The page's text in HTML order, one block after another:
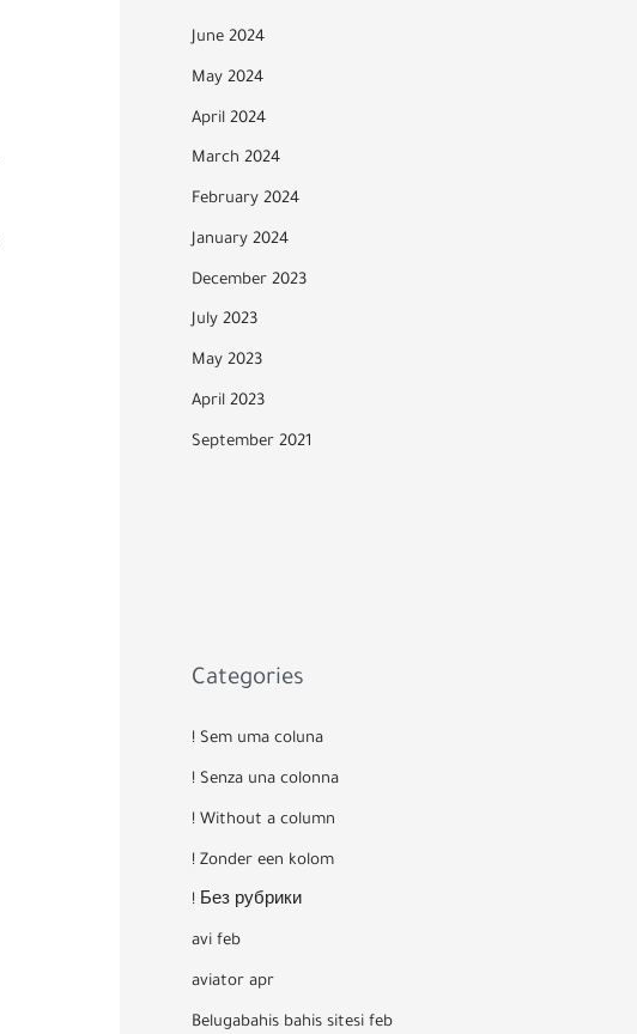
June 2024
May 2024
April 2024
March 2024
February 2024
January 2024
December 2023
July 2023
May 2023
April 2023
September 2021
Categories
! Sem uma coluna
! Senza una colonna
! Without a column
! Zonder een kolom
! Без рубрики
avi feb
aviator apr
Belugabahis bahis sitesi feb